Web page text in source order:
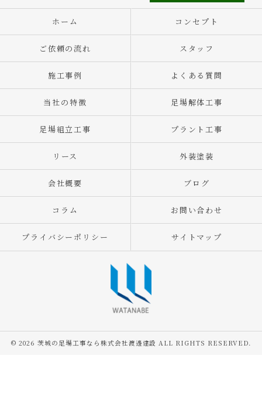
ホーム コンセプト
ご依頼の流れ スタッフ
施工事例 よくある質問
当社の特徴 足場解体工事
足場組立工事 プラント工事
リース 外装塗装
会社概要 ブログ
コラム お問い合わせ
プライバシーポリシー サイトマップ
© 2026 茨城の足場工事なら株式会社渡邊建設 ALL RIGHTS RESERVED.